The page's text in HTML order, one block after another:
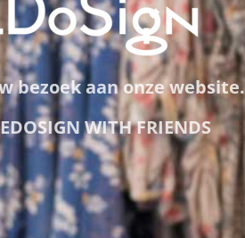
bezoek aan onze website.
WITH FRIENDS